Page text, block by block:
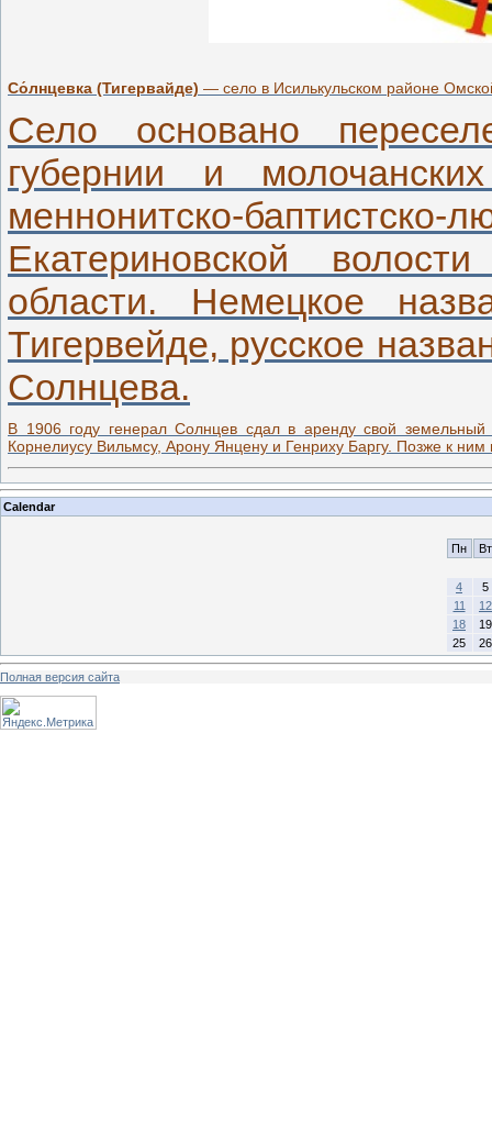
Со́лнцевка (Тигервайде) — село в Исилькульском районе
Село основано
губернии и
меннонитско-баптистско-
Екатериновской
области. Немецкое
Тигервейде, русское
Солнцева.
В 1906 году генерал Солнцев сдал в аренду свой
Корнелиусу Вильмсу, Арону Янцену и Генриху Баргу. Позже к
Calendar
Пн Вт
4
5
11
12
18
19
25
26
Полная версия сайта